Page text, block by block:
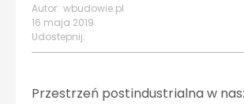
Autor: wbudowie.pl
16 maja 2019
Udostepnij:
Przestrzeń postindustrialna w